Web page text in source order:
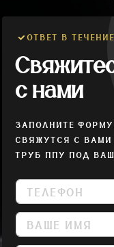
ОТВЕТ В
с нами
ЗАПОЛНИТЕ
СВЯЖУТСЯ С
ТРУБ ППУ ПОД